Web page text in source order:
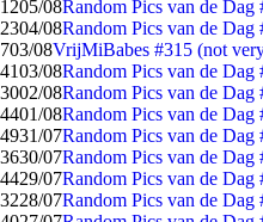
1205/08Random Pics van de Dag
2304/08Random Pics van de Dag
703/08VrijMiBabes #315 (not
4103/08Random Pics van de Dag
3002/08Random Pics van de Dag
4401/08Random Pics van de Dag
4931/07Random Pics van de Dag
3630/07Random Pics van de Dag
4429/07Random Pics van de Dag
3228/07Random Pics van de Dag